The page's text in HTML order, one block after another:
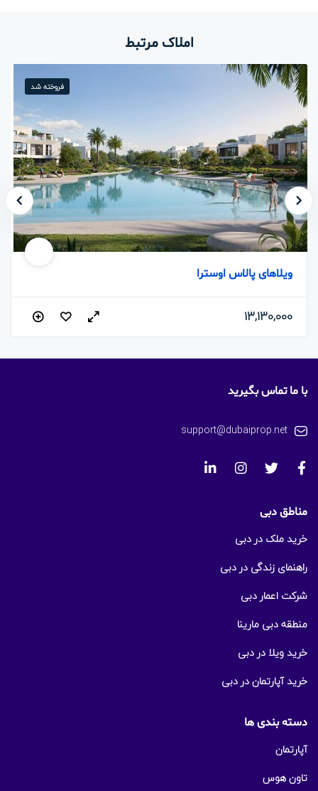
املاک مرتبط
فروخته شد
ویلاهای پالاس اوسترا
13,130,000
با ما تماس بگیرید
support@dubaiprop.net
مناطق دبی
خرید ملک در دبی
راهنمای زندگی در دبی
شرکت اعمار دبی
منطقه دبی مارینا
خرید ویلا در دبی
خرید آپارتمان در دبی
دسته بندی ها
آپارتمان
تاون هوس